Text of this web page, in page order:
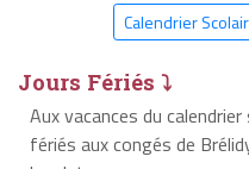
Calendrier
Jours Fériés ⤵
Aux vacances du
fériés aux congés de